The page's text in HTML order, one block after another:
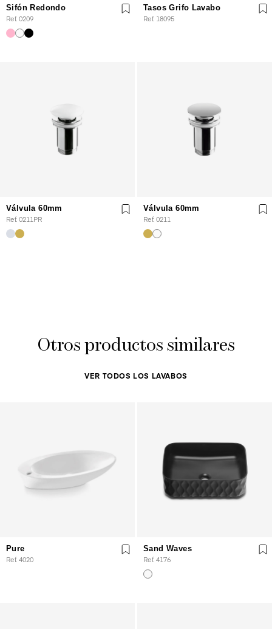
Sifón Redondo
Ref. 0209
Tasos Grifo Lavabo
Ref. 18095
Válvula 60mm
Ref. 0211PR
Válvula 60mm
Ref. 0211
Otros productos similares
VER TODOS LOS LAVABOS
Pure
Ref. 4020
Sand Waves
Ref. 4176